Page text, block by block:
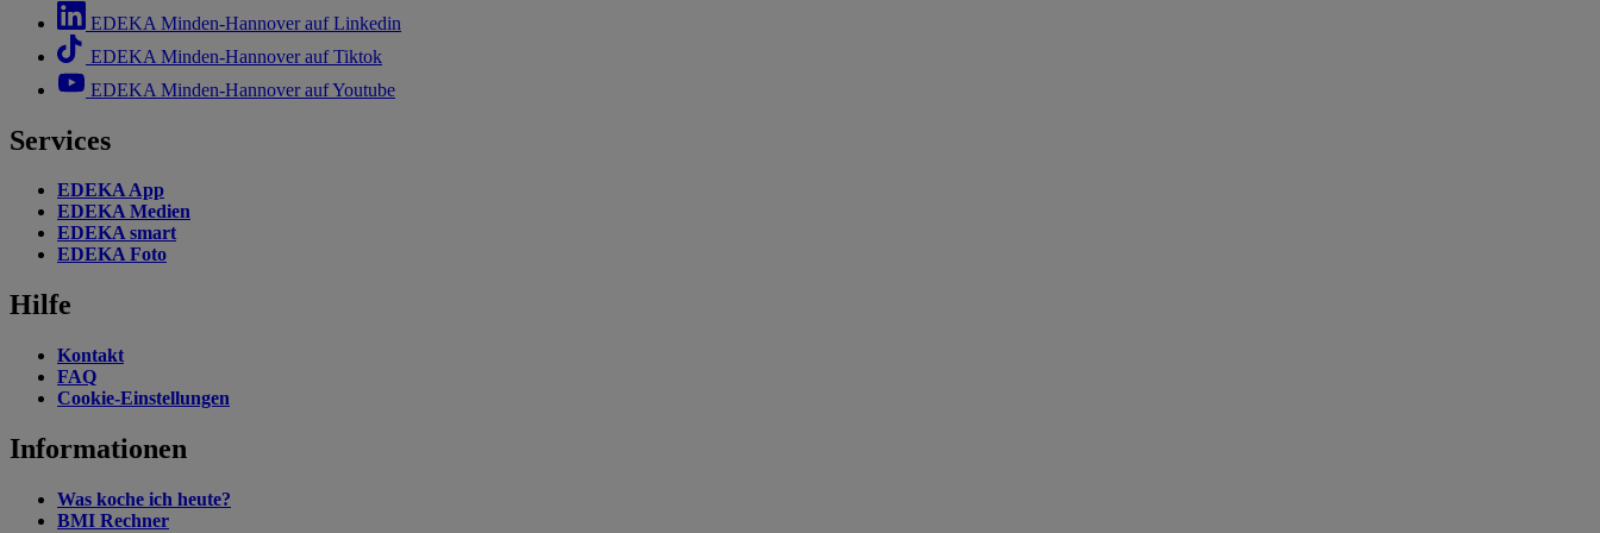
EDEKA Minden-Hannover auf Linkedin
EDEKA Minden-Hannover auf Tiktok
EDEKA Minden-Hannover auf Youtube
Services
EDEKA App
EDEKA Medien
EDEKA smart
EDEKA Foto
Hilfe
Kontakt
FAQ
Cookie-Einstellungen
Informationen
Was koche ich heute?
BMI Rechner